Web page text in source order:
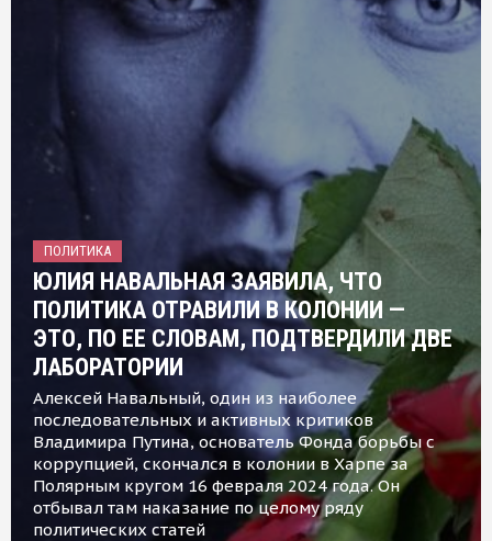
ПОЛИТИКА
ЮЛИЯ НАВАЛЬНАЯ ЗАЯВИЛА, ЧТО
ПОЛИТИКА ОТРАВИЛИ В КОЛОНИИ —
ЭТО, ПО ЕЕ СЛОВАМ, ПОДТВЕРДИЛИ ДВЕ
ЛАБОРАТОРИИ
Алексей Навальный, один из наиболее
последовательных и активных критиков
Владимира Путина, основатель Фонда борьбы с
коррупцией, скончался в колонии в Харпе за
Полярным кругом 16 февраля 2024 года. Он
отбывал там наказание по целому ряду
политических статей